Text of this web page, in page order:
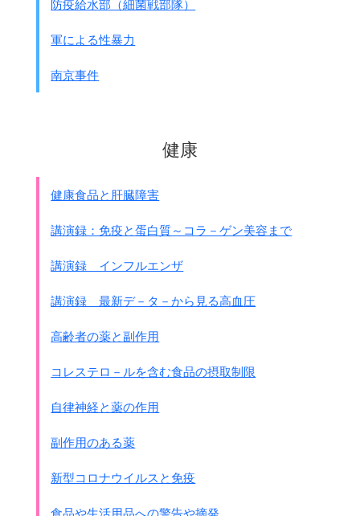
軍による性暴力
南京事件
健康
健康食品と肝臓障害
講演録：免疫と蛋白質～コラ－ゲン美容まで
講演録 インフルエンザ
講演録 最新デ－タ－から見る高血圧
高齢者の薬と副作用
コレステロ－ルを含む食品の摂取制限
自律神経と薬の作用
副作用のある薬
新型コロナウイルスと免疫
食品や生活用品への警告や摘発